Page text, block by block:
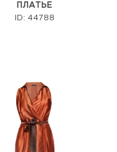
ПЛАТЬЕ
ID: 44788